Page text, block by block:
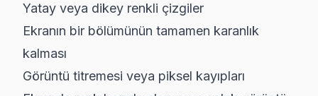
Yatay veya dikey renkli çizgiler
Ekranın bir bölümünün tamamen karanlık
kalması
Görüntü titremesi veya piksel kayıpları